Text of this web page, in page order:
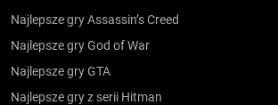
Najlepsze gry Assassin’s Creed
Najlepsze gry God of War
Najlepsze gry GTA
Najlepsze gry z serii Hitman